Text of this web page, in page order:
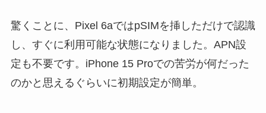
驚くことに、Pixel 6aではpSIMを挿しただけで認識
し、すぐに利用可能な状態になりました。APN設
定も不要です。iPhone 15 Proでの苦労が何だった
のかと思えるぐらいに初期設定が簡単。